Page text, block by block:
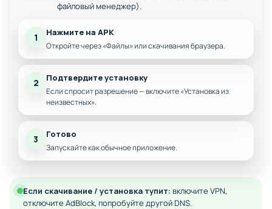
файловый менеджер).
1 Нажмите на APK
Откройте через «Файлы» или скачивания браузера.
2 Подтвердите установку
Если спросит разрешение — включите «Установка из
неизвестных».
3 Готово
Запускайте как обычное приложение.
Если скачивание / установка тупит: включите VPN,
отключите AdBlock, попробуйте другой DNS.